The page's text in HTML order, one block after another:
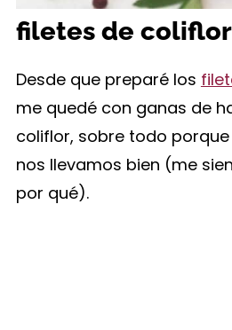
filetes de coliflor
Desde que preparé los
me quedé con ganas de
coliflor, sobre todo
nos llevamos bien (me
por qué).